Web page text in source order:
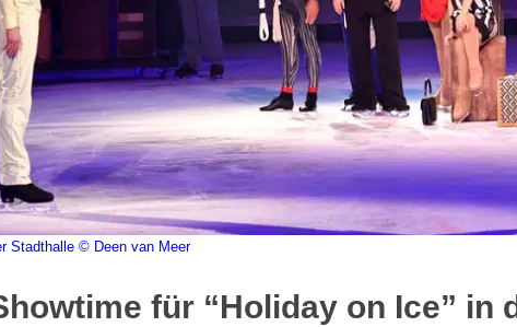
Stadthalle © Deen van Meer
für “Holiday on Ice” in